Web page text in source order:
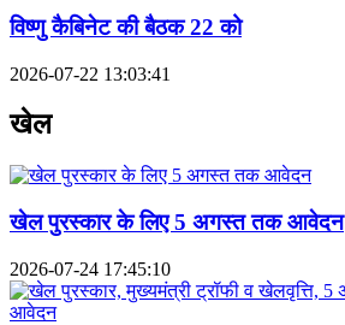
विष्णु कैबिनेट की बैठक 22 को
2026-07-22 13:03:41
खेल
खेल पुरस्कार के लिए 5 अगस्त तक आवेदन
2026-07-24 17:45:10